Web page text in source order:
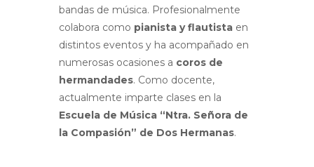
bandas de música. Profesionalmente
colabora como pianista y flautista en
distintos eventos y ha acompañado en
numerosas ocasiones a coros de
hermandades. Como docente,
actualmente imparte clases en la
Escuela de Música “Ntra. Señora de
la Compasión” de Dos Hermanas.